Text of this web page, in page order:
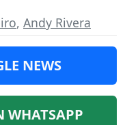
, Andy Rivera
NEWS
WHATSAPP